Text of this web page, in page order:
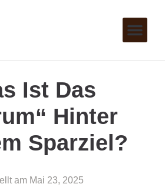
Ist Das
Hinter
Sparziel?
am Mai 23, 2025